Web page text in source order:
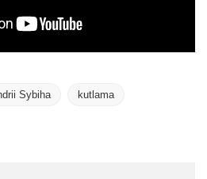
Sybiha kutlama